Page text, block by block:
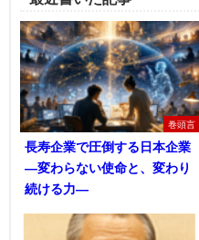
巻頭言
長寿企業で圧倒する日本企業
―変わらない使命と、変わり
続ける力―